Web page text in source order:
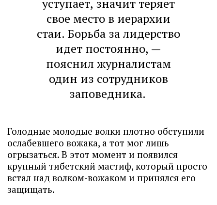
уступает, значит теряет
свое место в иерархии
стаи. Борьба за лидерство
идет постоянно, —
пояснил журналистам
один из сотрудников
заповедника.
Голодные молодые волки плотно обступили
ослабевшего вожака, а тот мог лишь
огрызаться. В этот момент и появился
крупный тибетский мастиф, который просто
встал над волком-вожаком и принялся его
защищать.